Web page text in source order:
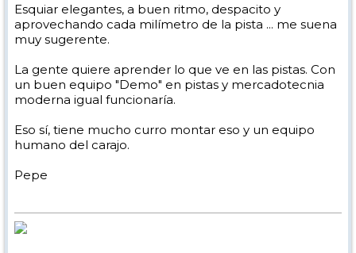
Esquiar elegantes, a buen ritmo, despacito y
aprovechando cada milímetro de la pista ... me suena
muy sugerente.
La gente quiere aprender lo que ve en las pistas. Con
un buen equipo "Demo" en pistas y mercadotecnia
moderna igual funcionaría.
Eso sí, tiene mucho curro montar eso y un equipo
humano del carajo.
Pepe